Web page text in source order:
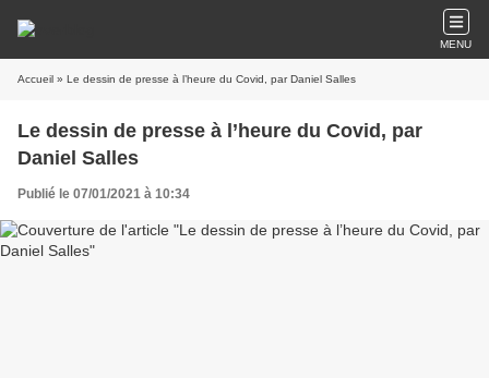
MENU
Accueil » Le dessin de presse à l’heure du Covid, par Daniel Salles
Le dessin de presse à l’heure du Covid, par
Daniel Salles
Publié le 07/01/2021 à 10:34